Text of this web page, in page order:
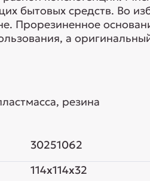
бытовых средств. Во
Прорезиненное
а
резина
30251062
114x114x32